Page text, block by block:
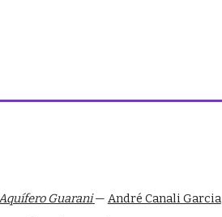
Guarani — André Canali Garcia